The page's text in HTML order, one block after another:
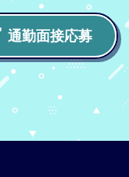
通勤面接応募